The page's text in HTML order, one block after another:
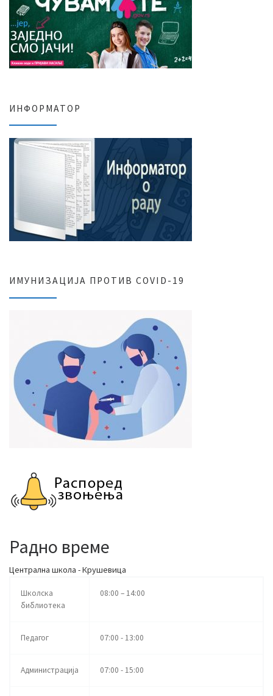
ИНФОРМАТОР
ИМУНИЗАЦИЈА ПРОТИВ COVID-19
Радно време
Централна школа - Крушевица
Школска
библиотека
08:00 – 14:00
Педагог 07:00 - 13:00
Администрација 07:00 - 15:00